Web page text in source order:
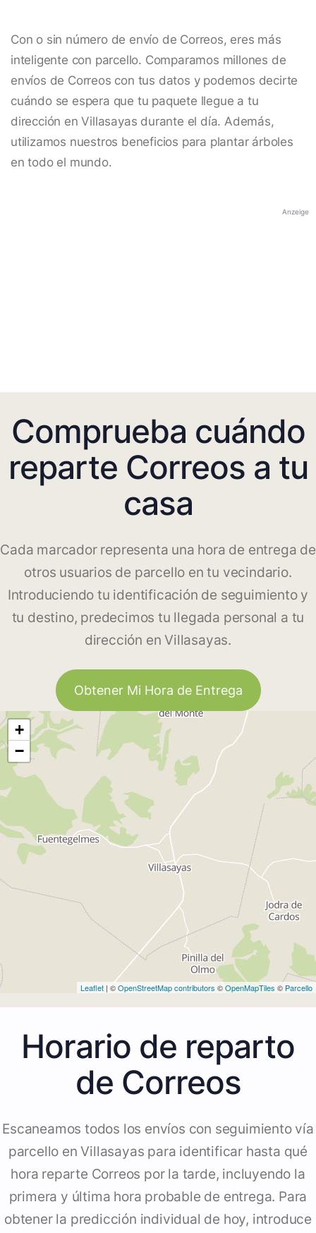
Con o sin número de envío de Correos, eres más
inteligente con parcello. Comparamos millones de
envíos de Correos con tus datos y podemos decirte
cuándo se espera que tu paquete llegue a tu
dirección en Villasayas durante el día. Además,
utilizamos nuestros beneficios para plantar árboles
en todo el mundo.
Anzeige
Comprueba cuándo
reparte Correos a tu
casa
Cada marcador representa una hora de entrega de
otros usuarios de parcello en tu vecindario.
Introduciendo tu identificación de seguimiento y
tu destino, predecimos tu llegada personal a tu
dirección en Villasayas.
Obtener Mi Hora de Entrega
+
−
Leaflet | ©OpenStreetMap contributors ©OpenMapTiles © Parcello
Horario de reparto
de Correos
Escaneamos todos los envíos con seguimiento vía
parcello en Villasayas para identificar hasta qué
hora reparte Correos por la tarde, incluyendo la
primera y última hora probable de entrega. Para
obtener la predicción individual de hoy, introduce